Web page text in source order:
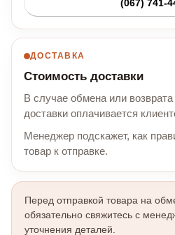
(067) 741-
ДОСТАВКА
Стоимость доставки
В случае обмена или
доставки оплачивается
Менеджер подскажет, как
товар к отправке.
Перед отправкой товара на
обязательно свяжитесь с
уточнения деталей.